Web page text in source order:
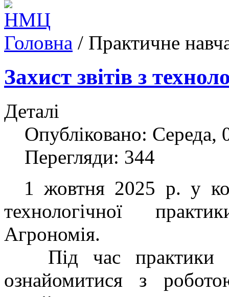
Головна / Практичне
Захист звітів з
Деталі
Опубліковано:
Перегляди: 344
1 жовтня 2025 р. у
технологічної
Агрономія.
Під час практики
ознайомитися з